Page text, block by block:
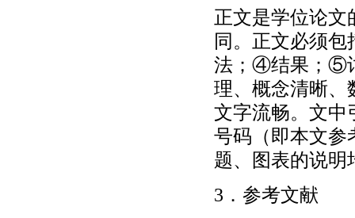
正文是学位论文
同。正文必须
法；④结果；⑤
理、概念清晰、
文字流畅。文中
号码（即本文参
题、图表的说明
3．参考文献